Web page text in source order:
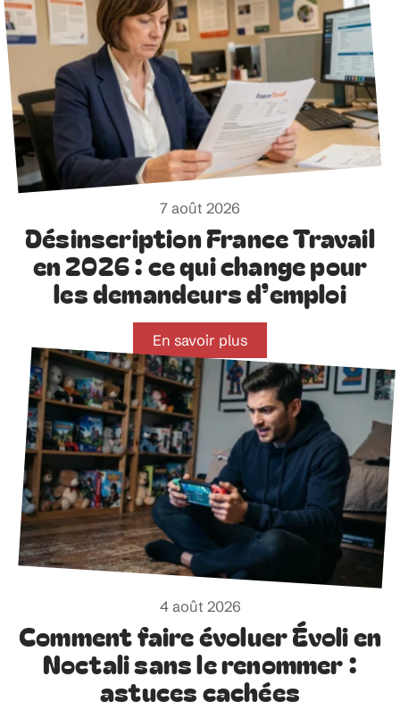
7 août 2026
Désinscription France Travail
en 2026 : ce qui change pour
les demandeurs d’emploi
En savoir plus
4 août 2026
Comment faire évoluer Évoli en
Noctali sans le renommer :
astuces cachées